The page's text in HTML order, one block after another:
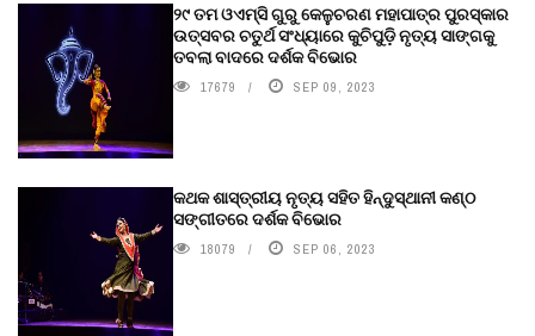
୨୯ ତମ ଓଏମ୍‌ସି ଗୁରୁ କେଳୁଚରଣ ମହାପାତ୍ର ପୁରସ୍କାର
ଉତ୍ସବର ଚତୁର୍ଥ ସଂଧ୍ୟାରେ କୁଚିପୁଡ଼ି ନୃତ୍ୟ ସାଙ୍ଗକୁ
ତବଲା ବାଦରେ ଦର୍ଶକ ବିଭୋର
17679 SEP 09, 2023
କଥକ ଶାସ୍ତ୍ରୀୟ ନୃତ୍ୟ ସହିତ ହିନ୍ଦୁସ୍ଥାନୀ କଣ୍ଠ
ସଙ୍ଗୀତରେ ଦର୍ଶକ ବିଭୋର
18079 SEP 06, 2023